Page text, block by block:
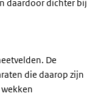
daardoor dichter bij
De
die daarop zijn